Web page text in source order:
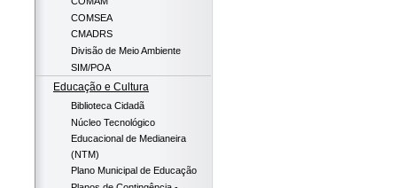
COMSEA
CMADRS
Divisão de Meio Ambiente
SIM/POA
Educação e Cultura
Biblioteca Cidadã
Núcleo Tecnológico
Educacional de Medianeira
(NTM)
Plano Municipal de Educação